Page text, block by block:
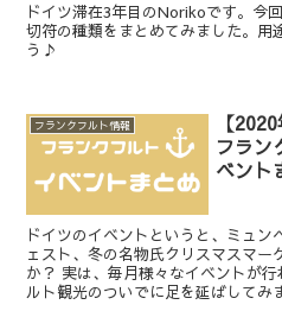
ドイツ滞在3年目のNorikoです。今
切符の種類をまとめてみました。用
う♪
フランクフルト情報
【
フラン
ベント
ドイツのイベントというと、ミュン
ェスト、冬の名物氏クリスマスマー
か？ 実は、毎月様々なイベントが
ルト観光のついでに足を延ばしてみ